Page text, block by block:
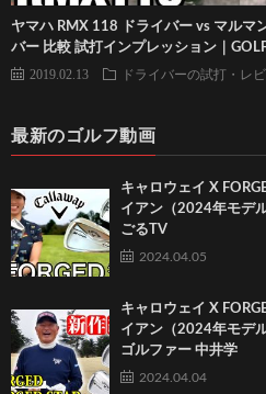
ヤマハ RMX 118 ドライバー vs マルマ
バー 比較 試打インプレッション｜
2019.02.13 ドライバーの試打・レ
最新のゴルフ動画
キャロウェイ X
イアン（2024年モデ
ごるTV
2024.04.05
キャロウェイ X
イアン（2024年モデ
ゴルファー 中井学
2024.04.04